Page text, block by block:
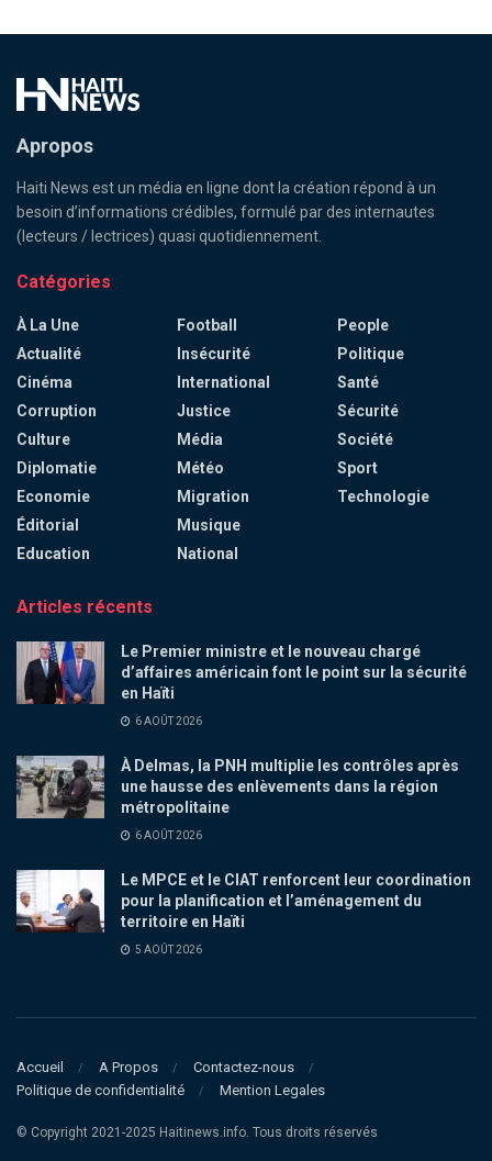
Apropos
Haiti News est un média en ligne dont la création répond à un
besoin d’informations crédibles, formulé par des internautes
(lecteurs / lectrices) quasi quotidiennement.
Catégories
À La Une
Actualité
Cinéma
Corruption
Culture
Diplomatie
Economie
Éditorial
Education
Football
Insécurité
International
Justice
Média
Météo
Migration
Musique
National
People
Politique
Santé
Sécurité
Société
Sport
Technologie
Articles récents
Le Premier ministre et le nouveau chargé
d’affaires américain font le point sur la sécurité
en Haïti
6 AOÛT 2026
À Delmas, la PNH multiplie les contrôles après
une hausse des enlèvements dans la région
métropolitaine
6 AOÛT 2026
Le MPCE et le CIAT renforcent leur coordination
pour la planification et l’aménagement du
territoire en Haïti
5 AOÛT 2026
Accueil A Propos
Contactez-nous
Politique de confidentialité
Mention Legales
© Copyright 2021-2025 Haitinews.info. Tous droits réservés